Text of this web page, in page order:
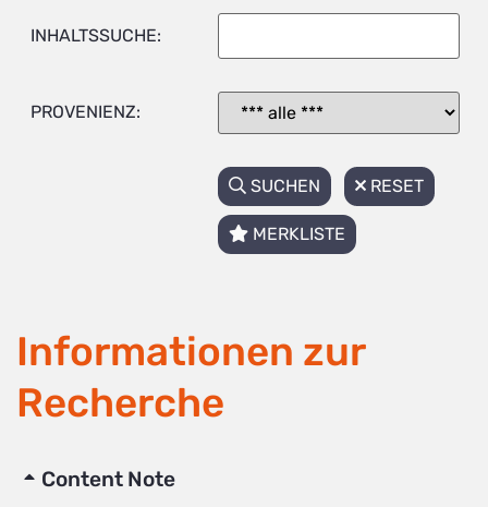
INHALTSSUCHE:
PROVENIENZ:
SUCHEN RESET
MERKLISTE
Informationen zur
Recherche
Content Note